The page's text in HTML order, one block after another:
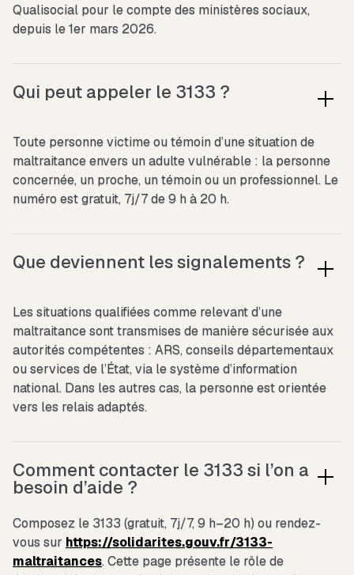
Qualisocial pour le compte des ministères sociaux,
depuis le 1er mars 2026.
Qui peut appeler le 3133 ?
Toute personne victime ou témoin d’une situation de
maltraitance envers un adulte vulnérable : la personne
concernée, un proche, un témoin ou un professionnel. Le
numéro est gratuit, 7j/7 de 9 h à 20 h.
Que deviennent les signalements ?
Les situations qualifiées comme relevant d’une
maltraitance sont transmises de manière sécurisée aux
autorités compétentes : ARS, conseils départementaux
ou services de l’État, via le système d’information
national. Dans les autres cas, la personne est orientée
vers les relais adaptés.
Comment contacter le 3133 si l’on a
besoin d’aide ?
Composez le 3133 (gratuit, 7j/7, 9 h–20 h) ou rendez-
vous sur https://solidarites.gouv.fr/3133-
maltraitances. Cette page présente le rôle de